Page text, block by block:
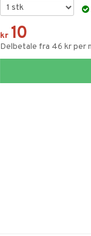
kr 10
Delbetale fra 46 kr per